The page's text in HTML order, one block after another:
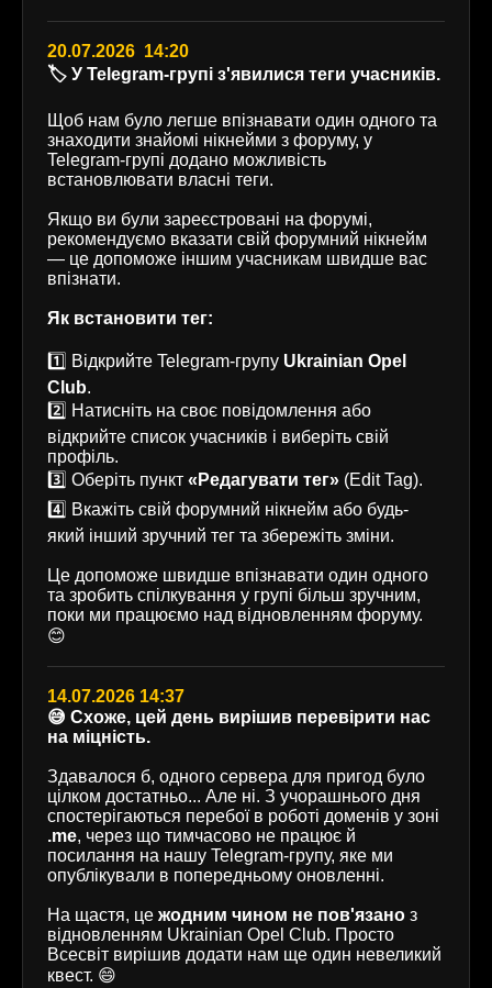
20.07.2026 14:20
🏷️ У Telegram-групі з'явилися теги учасників.
Щоб нам було легше впізнавати один одного та
знаходити знайомі нікнейми з форуму, у
Telegram-групі додано можливість
встановлювати власні теги.
Якщо ви були зареєстровані на форумі,
рекомендуємо вказати свій форумний нікнейм
— це допоможе іншим учасникам швидше вас
впізнати.
Як встановити тег:
1️⃣ Відкрийте Telegram-групу Ukrainian Opel
Club.
2️⃣ Натисніть на своє повідомлення або
відкрийте список учасників і виберіть свій
профіль.
3️⃣ Оберіть пункт «Редагувати тег» (Edit Tag).
4️⃣ Вкажіть свій форумний нікнейм або будь-
який інший зручний тег та збережіть зміни.
Це допоможе швидше впізнавати один одного
та зробить спілкування у групі більш зручним,
поки ми працюємо над відновленням форуму.
😊
14.07.2026 14:37
😅 Схоже, цей день вирішив перевірити нас
на міцність.
Здавалося б, одного сервера для пригод було
цілком достатньо... Але ні. З учорашнього дня
спостерігаються перебої в роботі доменів у зоні
.me, через що тимчасово не працює й
посилання на нашу Telegram-групу, яке ми
опублікували в попередньому оновленні.
На щастя, це жодним чином не пов'язано з
відновленням Ukrainian Opel Club. Просто
Всесвіт вирішив додати нам ще один невеликий
квест. 😄